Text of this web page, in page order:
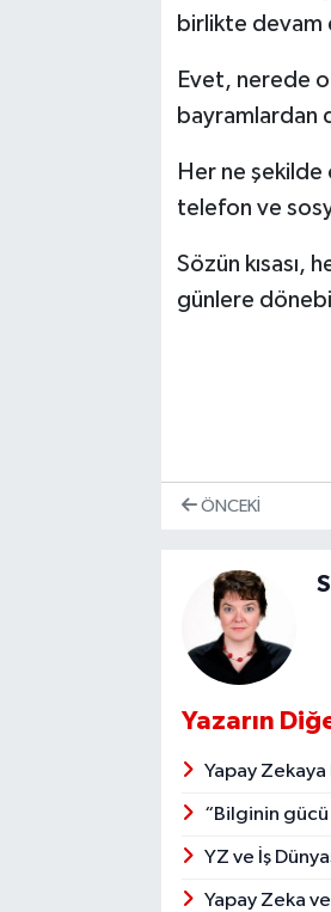
birlikte devam
Evet, nerede
bayramlardan
Her ne
telefon ve
Sözün kısası,
günlere
ÖNCEKI
Yazarın
Yapay
“Bilginin
YZ ve İş
Yapay Zeka